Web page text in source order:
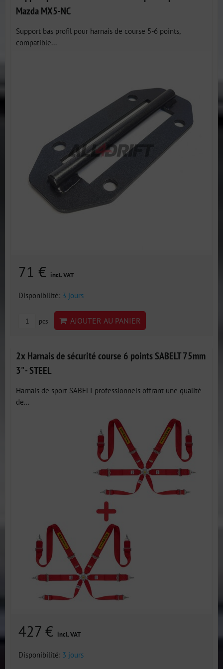
Mazda MX5-NC
Support bas profil pour harnais de course 5-6 points,
compatible...
71 € incl. VAT
Disponibilité: 3 jours
pcs AJOUTER AU PANIER
2x Harnais de sécurité course 6 points SABELT 75mm
3" - STEEL
Harnais de sport SABELT professionnels offrant une qualité
de...
427 € incl. VAT
Disponibilité: 3 jours